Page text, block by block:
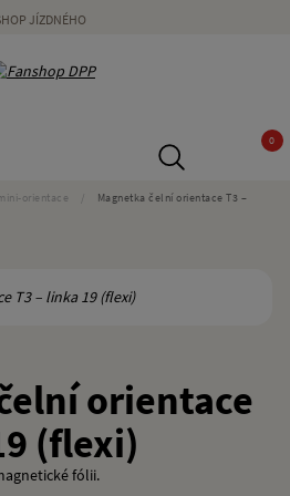
JÍZDNÉHO
0
orientace
Magnetka čelní orientace T3 –
orientace
(flexi)
fólii.